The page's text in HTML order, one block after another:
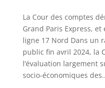
La Cour des comptes
Grand Paris Express, et
ligne 17 Nord Dans un
public fin avril 2024, la
l’évaluation largement
socio-économiques